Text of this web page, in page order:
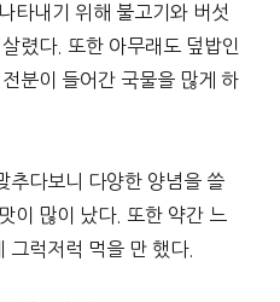
타내기 위해 불고기와 버섯
렸다. 또한 아무래도 덮밥인
분이 들어간 국물을 많게 하
추다보니 다양한 양념을 쓸
이 많이 났다. 또한 약간 느
그럭저럭 먹을 만 했다.